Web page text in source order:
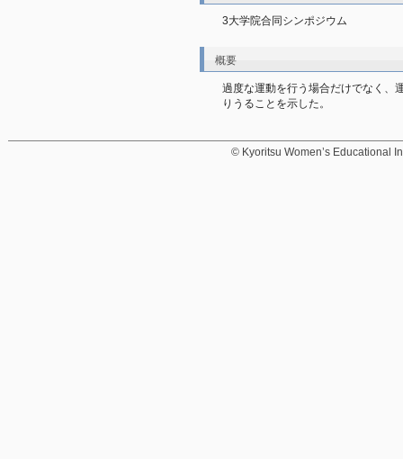
3大学院合同シンポジウム
概要
過度な運動を行う場合だけでなく、
りうることを示した。